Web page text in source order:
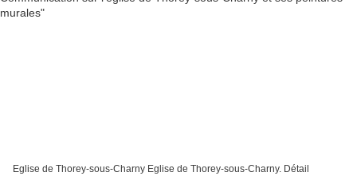
Eglise de Thorey-sous-Charny Eglise de Thorey-sous-Charny. Détail